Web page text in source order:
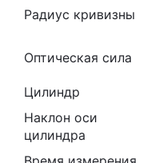
Радиус кривизны
Оптическая сила
Цилиндр
Наклон оси
цилиндра